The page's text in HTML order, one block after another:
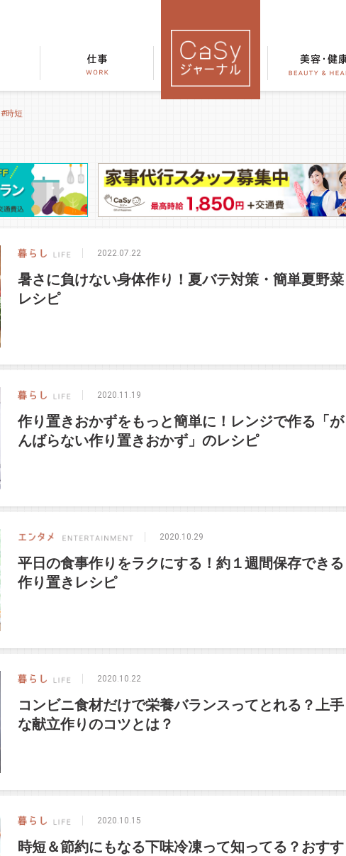
#時短
2022.07.22
暑さに負けない身体作り！夏バテ対策・簡単夏野菜
レシピ
2020.11.19
作り置きおかずをもっと簡単に！レンジで作る「が
んばらない作り置きおかず」のレシピ
2020.10.29
平日の食事作りをラクにする！約１週間保存できる
作り置きレシピ
2020.10.22
コンビニ食材だけで栄養バランスってとれる？上手
な献立作りのコツとは？
2020.10.15
時短＆節約にもなる下味冷凍って知ってる？おすす